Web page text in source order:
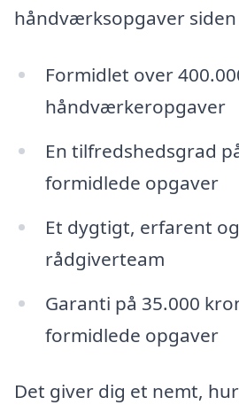
håndværksopgaver siden
Formidlet over
håndværkeropgaver
En tilfredshedsgrad
formidlede opgaver
Et dygtigt, erfarent
rådgiverteam
Garanti på 35.000
formidlede opgaver
Det giver dig et nemt,